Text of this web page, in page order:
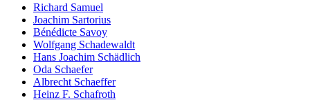
Richard Samuel
Joachim Sartorius
Bénédicte Savoy
Wolfgang Schadewaldt
Hans Joachim Schädlich
Oda Schaefer
Albrecht Schaeffer
Heinz F. Schafroth